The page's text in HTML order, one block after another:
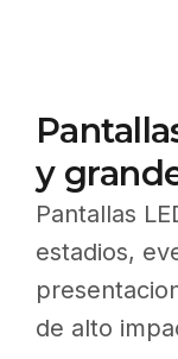
y
Pantallas
estadios,
de alto